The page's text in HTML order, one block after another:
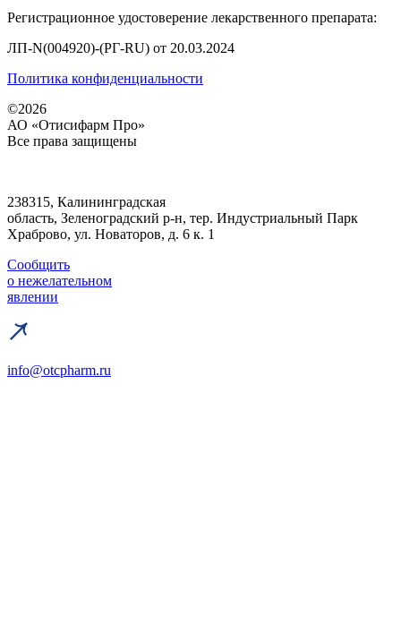
Регистрационное удостоверение лекарственного препарата:
ЛП-N(004920)-(РГ-RU) от 20.03.2024
Политика конфиденциальности
©2026
АО «Отисифарм Про»
Все права защищены
238315, Калининградская
область, Зеленоградский р-н, тер. Индустриальный Парк
Храброво, ул. Новаторов, д. 6 к. 1
Сообщить
о нежелательном
явлении
info@otcpharm.ru